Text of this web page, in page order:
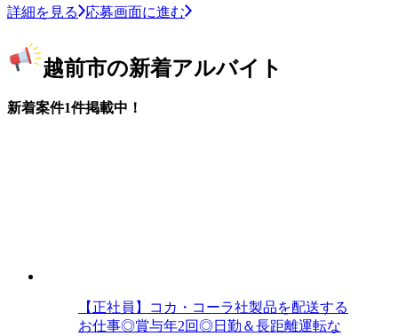
詳細を見る 応募画面に進む
越前市の新着アルバイト
新着案件1件掲載中！
【正社員】コカ・コーラ社製品を配送する
お仕事◎賞与年2回◎日勤＆長距離運転な